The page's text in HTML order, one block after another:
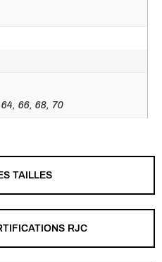
TAILLES
RJC
66, 68, 70